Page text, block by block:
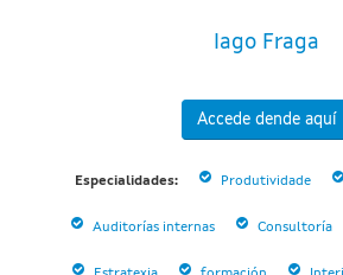
Iago Fraga
Accede dende aquí
Especialidades: Produtividade
Auditorías internas Consultoría